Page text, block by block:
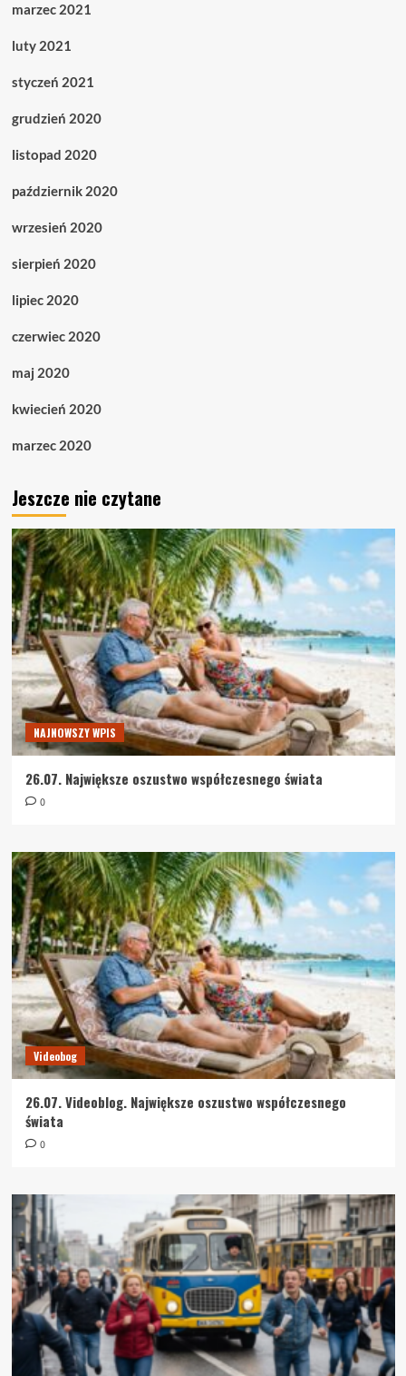
marzec 2021
luty 2021
styczeń 2021
grudzień 2020
listopad 2020
październik 2020
wrzesień 2020
sierpień 2020
lipiec 2020
czerwiec 2020
maj 2020
kwiecień 2020
marzec 2020
Jeszcze nie czytane
NAJNOWSZY WPIS
26.07. Największe oszustwo współczesnego świata
0
Videobog
26.07. Videoblog. Największe oszustwo współczesnego
świata
0